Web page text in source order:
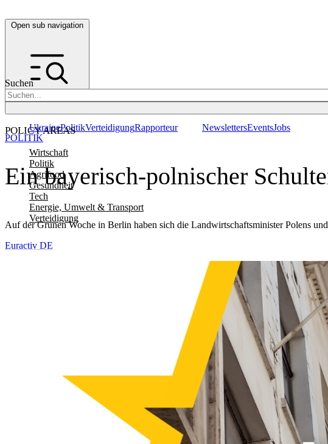
Open sub navigation
Suchen
POLICY AREAS
Wirtschaft
Politik
Agrifood
Gesundheit
Tech
Energie, Umwelt & Transport
Verteidigung
UkrainePolitikVerteidigungRapporteur NewslettersEventsJobs
Ein bayerisch-polnischer
Auf der Grünen Woche in Berlin haben sich die Landwirtschaftsminister Polens
POLITIK
Euractiv DE